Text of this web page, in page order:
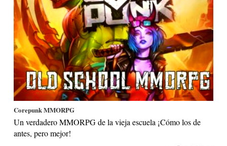
Corepunk MMORPG
Un verdadero MMORPG de la vieja escuela ¡Cómo los de
antes, pero mejor!